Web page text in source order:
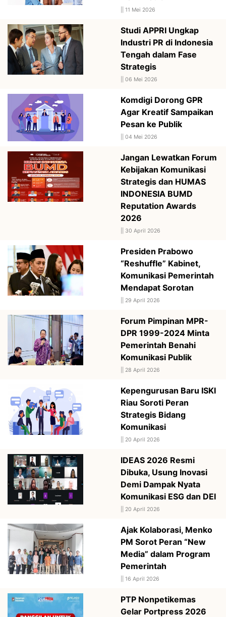
11 Mei 2026
Studi APPRI Ungkap
Industri PR di Indonesia
Tengah dalam Fase
Strategis
06 Mei 2026
Komdigi Dorong GPR
Agar Kreatif Sampaikan
Pesan ke Publik
04 Mei 2026
Jangan Lewatkan Forum
Kebijakan Komunikasi
Strategis dan HUMAS
INDONESIA BUMD
Reputation Awards
2026
30 April 2026
Presiden Prabowo
“Reshuffle” Kabinet,
Komunikasi Pemerintah
Mendapat Sorotan
29 April 2026
Forum Pimpinan MPR-
DPR 1999-2024 Minta
Pemerintah Benahi
Komunikasi Publik
28 April 2026
Kepengurusan Baru ISKI
Riau Soroti Peran
Strategis Bidang
Komunikasi
20 April 2026
IDEAS 2026 Resmi
Dibuka, Usung Inovasi
Demi Dampak Nyata
Komunikasi ESG dan DEI
20 April 2026
Ajak Kolaborasi, Menko
PM Sorot Peran “New
Media” dalam Program
Pemerintah
16 April 2026
PTP Nonpetikemas
Gelar Portpress 2026